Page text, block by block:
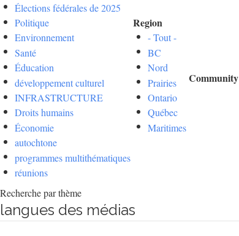
Élections fédérales de 2025
Politique
Environnement
Santé
Éducation
développement culturel
INFRASTRUCTURE
Droits humains
Économie
autochtone
programmes multithématiques
réunions
Region
- Tout -
BC
Nord
Prairies
Ontario
Québec
Maritimes
Community
Recherche par thème
langues des médias